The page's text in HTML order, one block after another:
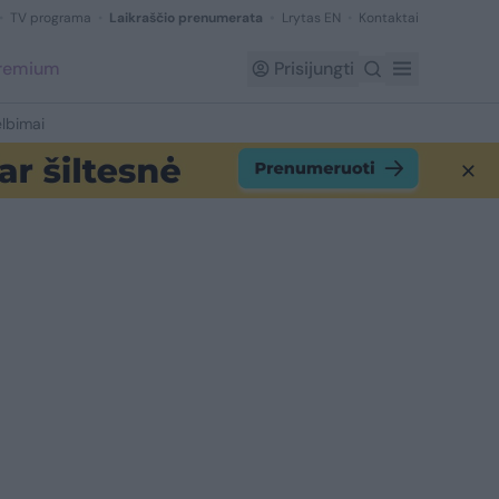
TV programa Laikraščio prenumerata Lrytas EN Kontaktai
Prisijungti